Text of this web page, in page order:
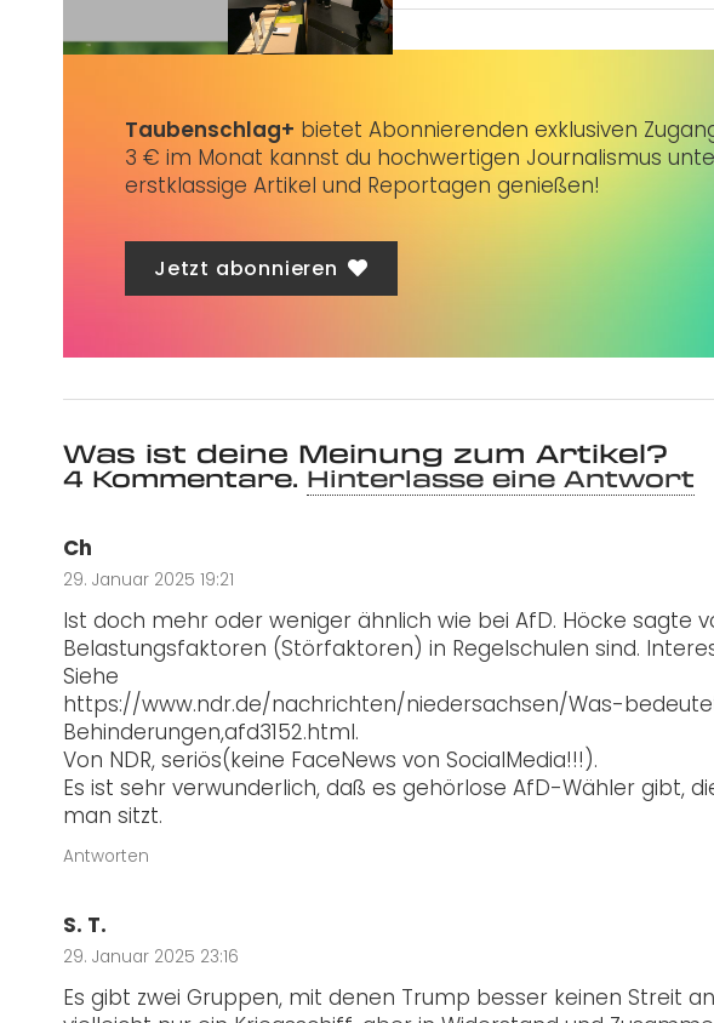
Taubenschlag+ bietet Abonnierenden exklusiven
3 € im Monat kannst du hochwertigen Journalismus
erstklassige Artikel und Reportagen genießen!
Jetzt abonnieren
Was ist deine Meinung zum Artikel?
4 Kommentare. Hinterlasse eine Antwort
Ch
29. Januar 2025 19:21
Ist doch mehr oder weniger ähnlich wie bei AfD. Höcke sagte
Belastungsfaktoren (Störfaktoren) in Regelschulen sind.
Siehe
https://www.ndr.de/nachrichten/niedersachsen/Was-
Behinderungen,afd3152.html.
Von NDR, seriös(keine FaceNews von SocialMedia!!!).
Es ist sehr verwunderlich, daß es gehörlose AfD-Wähler gibt,
man sitzt.
Antworten
S. T.
29. Januar 2025 23:16
Es gibt zwei Gruppen, mit denen Trump besser keinen Streit